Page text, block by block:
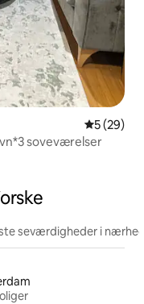
5 ud af 5 i
5 (29)
soveværelser
seværdigheder i